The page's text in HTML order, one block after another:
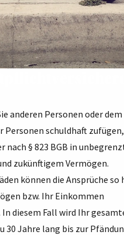
anderen Personen oder dem
Personen schuldhaft
nach § 823 BGB in
zukünftigem Vermögen.
können die Ansprüche so
bzw. Ihr Einkommen
diesem Fall wird Ihr
30 Jahre lang bis zur